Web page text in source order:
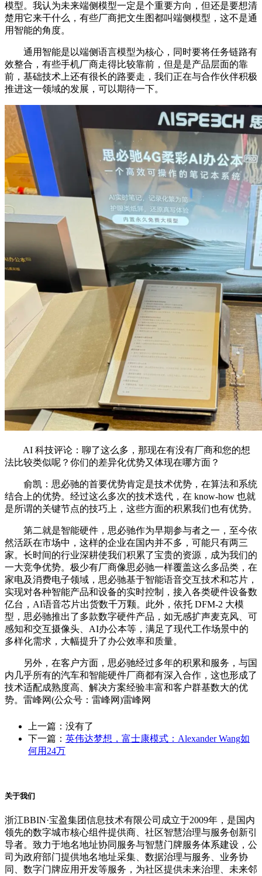
模型。我认为未来端侧模型一定是个重要方向，但还是要想清
楚用它来干什么，有些厂商把文生图都叫端侧模型，这不是通
用智能的角度。
通用智能是以端侧语言模型为核心，同时要将任务链路有
效整合，有些手机厂商走得比较靠前，但是是产品层面的靠
前，基础技术上还有很长的路要走，我们正在与合作伙伴积极
推进这一领域的发展，可以期待一下。
AI 科技评论：聊了这么多，那现在有没有厂商和您的想
法比较类似呢？你们的差异化优势又体现在哪方面？
俞凯：思必驰的首要优势肯定是技术优势，在算法和系统
结合上的优势。经过这么多次的技术迭代，在 know-how 也就
是所谓的关键节点的技巧上，这些方面的积累我们也有优势。
第二就是智能硬件，思必驰作为早期参与者之一，至今依
然活跃在市场中，这样的企业在国内并不多，可能只有两三
家。长时间的行业深耕使我们积累了宝贵的资源，成为我们的
一大竞争优势。极少有厂商像思必驰一样覆盖这么多品类，在
家电及消费电子领域，思必驰基于智能语音交互技术和芯片，
实现对各种智能产品和设备的实时控制，接入各类硬件设备数
亿台，AI语音芯片出货数千万颗。此外，依托 DFM-2 大模
型，思必驰推出了多款数字硬件产品，如无感扩声麦克风、可
感知和交互摄像头、AI办公本等，满足了现代工作场景中的
多样化需求，大幅提升了办公效率和质量。
另外，在客户方面，思必驰经过多年的积累和服务，与国
内几乎所有的汽车和智能硬件厂商都有深入合作，这也形成了
技术适配成熟度高、解决方案经验丰富和客户群基数大的优
势。雷峰网(公众号：雷峰网)雷峰网
上一篇：没有了
下一篇： 英伟达梦想，富士康模式：Alexander Wang如
何用24万
关于我们
浙江BBIN·宝盈集团信息技术有限公司成立于2009年，是国内
领先的数字城市核心组件提供商、社区智慧治理与服务创新引
导者。致力于地名地址协同服务与智慧门牌服务体系建设，公
司为政府部门提供地名地址采集、数据治理与服务、业务协
同、数字门牌应用开发等服务，为社区提供未来治理、未来邻